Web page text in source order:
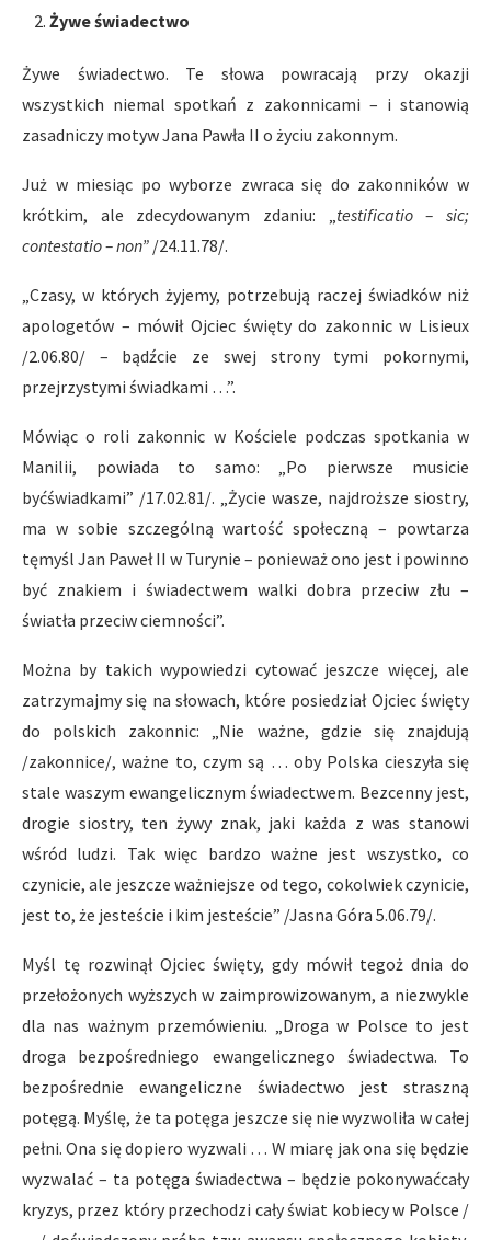
Żyweświadectwo
Żywe świadectwo. Te słowa powracają przy okazji
wszystkich niemal spotkań z zakonnicami – i stanowią
zasadniczy motyw Jana Pawła II o życiu zakonnym.
Już w miesiąc po wyborze zwraca się do zakonników w
krótkim, ale zdecydowanym zdaniu: „testificatio – sic;
contestatio – non” /24.11.78/.
„Czasy, w których żyjemy, potrzebują raczej świadków niż
apologetów – mówił Ojciec święty do zakonnic w Lisieux
/2.06.80/ – bądźcie ze swej strony tymi pokornymi,
przejrzystymi świadkami …”.
Mówiąc o roli zakonnic w Kościele podczas spotkania w
Manilii, powiada to samo: „Po pierwsze musicie
byćświadkami” /17.02.81/. „Życie wasze, najdroższe siostry,
ma w sobie szczególną wartość społeczną – powtarza
tęmyśl Jan Paweł II w Turynie – ponieważ ono jest i powinno
być znakiem i świadectwem walki dobra przeciw złu –
światła przeciw ciemności”.
Można by takich wypowiedzi cytować jeszcze więcej, ale
zatrzymajmy się na słowach, które posiedział Ojciec święty
do polskich zakonnic: „Nie ważne, gdzie się znajdują
/zakonnice/, ważne to, czym są … oby Polska cieszyła się
stale waszym ewangelicznym świadectwem. Bezcenny jest,
drogie siostry, ten żywy znak, jaki każda z was stanowi
wśród ludzi. Tak więc bardzo ważne jest wszystko, co
czynicie, ale jeszcze ważniejsze od tego, cokolwiek czynicie,
jest to, że jesteście i kim jesteście” /Jasna Góra 5.06.79/.
Myśl tę rozwinął Ojciec święty, gdy mówił tegoż dnia do
przełożonych wyższych w zaimprowizowanym, a niezwykle
dla nas ważnym przemówieniu. „Droga w Polsce to jest
droga bezpośredniego ewangelicznego świadectwa. To
bezpośrednie ewangeliczne świadectwo jest straszną
potęgą. Myślę, że ta potęga jeszcze się nie wyzwoliła w całej
pełni. Ona się dopiero wyzwali … W miarę jak ona się będzie
wyzwalać – ta potęga świadectwa – będzie pokonywaćcały
kryzys, przez który przechodzi cały świat kobiecy w Polsce /